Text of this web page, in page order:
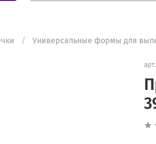
Универсальные формы для
арт.